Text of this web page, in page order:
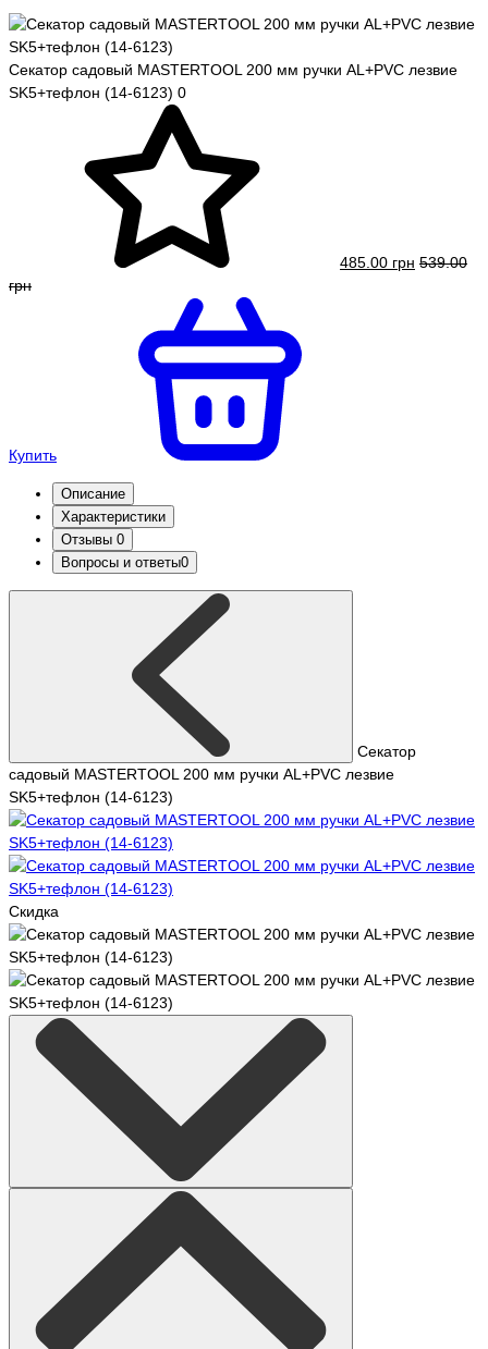
Секатор садовый MASTERTOOL 200 мм ручки AL+PVC лезвие
SK5+тефлон (14-6123) 0
485.00 грн 539.00
грн
Купить
Описание
Характеристики
Отзывы 0
Вопросы и ответы0
Секатор
садовый MASTERTOOL 200 мм ручки AL+PVC лезвие
SK5+тефлон (14-6123)
Скидка